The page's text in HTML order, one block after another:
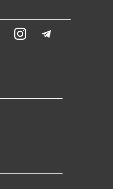
YoutubeInstagram